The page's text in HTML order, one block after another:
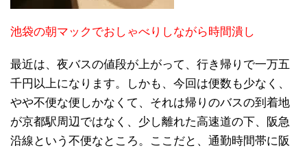
池袋の朝マックでおしゃべりしながら時間潰し
最近は、夜バスの値段が上がって、行き帰りで一万五
千円以上になります。しかも、今回は便数も少なく、
やや不便な便しかなくて、それは帰りのバスの到着地
が京都駅周辺ではなく、少し離れた高速道の下、阪急
沿線という不便なところ。ここだと、通勤時間帯に阪